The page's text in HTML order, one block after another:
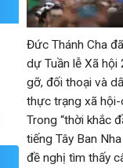
Đức Thánh Cha
dự Tuần lễ Xã
gỡ, đối thoại và
thực trạng xã
Trong “thời khắc
tiếng Tây Ban
đề nghị tìm thấy